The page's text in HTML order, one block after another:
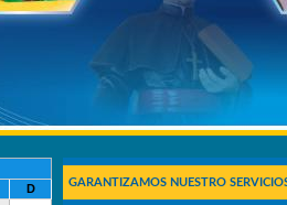
D
GARANTIZAMOS NUESTRO